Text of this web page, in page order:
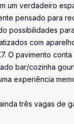
um verdadeiro
pensado para
possibilidades
com
O pavimento conta
bar/cozinha
experiência
três vagas de